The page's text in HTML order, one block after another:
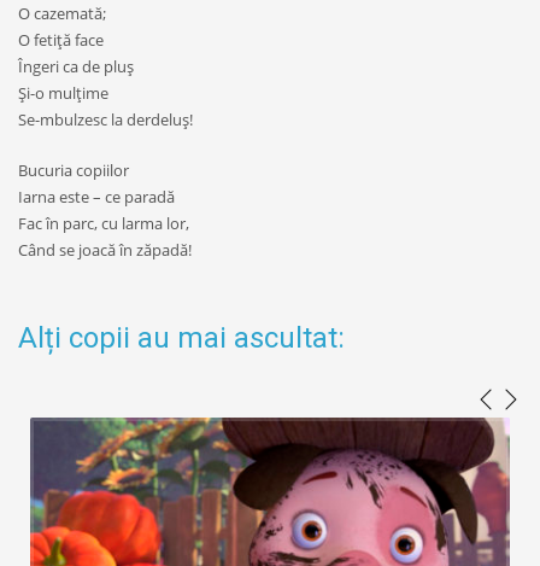
O cazemată;
O fetiţă face
Îngeri ca de pluş
Și-o mulţime
Se-mbulzesc la derdeluş!
Bucuria copiilor
Iarna este – ce paradă
Fac în parc, cu larma lor,
Când se joacă în zăpadă!
Alți copii au mai ascultat: